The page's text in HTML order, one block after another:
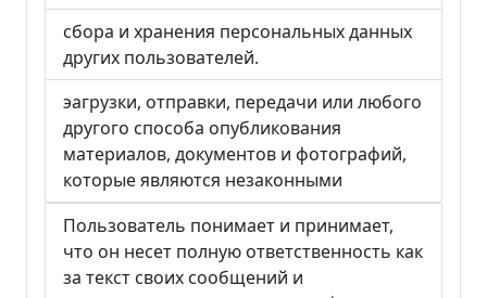
сбора и хранения персональных данных
других пользователей.
эагрузки, отправки, передачи или любого
другого способа опубликования
материалов, документов и фотографий,
которые являются незаконными
Пользователь понимает и принимает,
что он несет полную ответственность как
за текст своих сообщений и